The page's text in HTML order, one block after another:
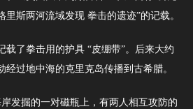
里斯两河流域发现 拳击的遗迹”的记载。
了拳击用的护具 “皮绷带”。后来大约
经过地中海的克里克岛传播到古希腊。
掘的一对磁瓶上，有两人相互攻防的